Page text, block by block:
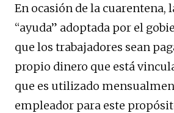
En ocasión de la cuarentena,
“ayuda” adoptada por el
que los trabajadores sean
propio dinero que está
que es utilizado
empleador para este